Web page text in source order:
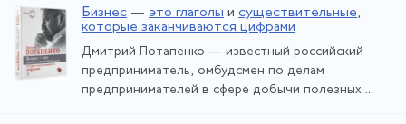
Бизнес — это глаголы и существительные,
которые заканчиваются цифрами
Дмитрий Потапенко — известный российский
предприниматель, омбудсмен по делам
предпринимателей в сфере добычи полезных ...